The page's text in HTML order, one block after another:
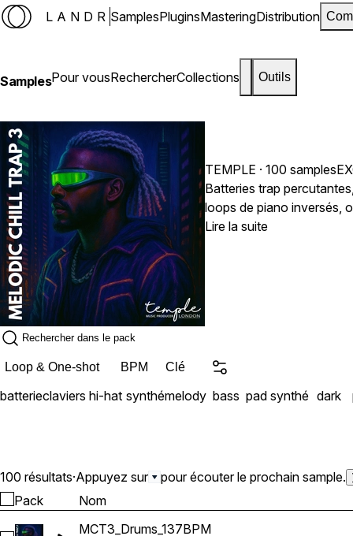
LANDR SamplesPluginsMasteringDistribution
SamplesPour vousRechercherCollections Outils
TEMPLE · 100 samples
Batteries trap
loops de piano inversés,
Temple. Inspiré par les
Lire la suite
Loop & One-shot BPM Clé
batterieclaviers hi-hat synthémelody bass pad synthé dark
100 résultats·Appuyez sur pour écouter le prochain sample.
Pack Nom
MCT3_Drums_137BPM